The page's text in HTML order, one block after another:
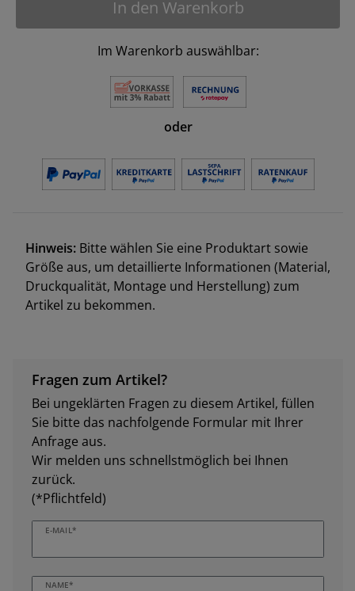
In den Warenkorb
Im Warenkorb auswählbar:
oder
Hinweis: Bitte wählen Sie eine Produktart sowie
Größe aus, um detaillierte Informationen (Material,
Druckqualität, Montage und Herstellung) zum
Artikel zu bekommen.
Fragen zum Artikel?
Bei ungeklärten Fragen zu diesem Artikel, füllen
Sie bitte das nachfolgende Formular mit Ihrer
Anfrage aus.
Wir melden uns schnellstmöglich bei Ihnen
zurück.
(*Pflichtfeld)
E-MAIL*
NAME*